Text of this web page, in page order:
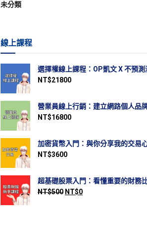
未分類
線上課程
選擇權線上課程：OP凱文 X 不預測
NT$21800
營業員線上行銷：建立網路個人品
NT$16800
加密貨幣入門：與你分享我的交易
NT$3600
超基礎股票入門：看懂重要的財務
NT$500 NT$0